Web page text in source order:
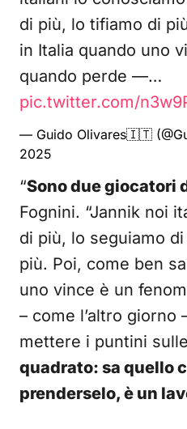
di più, lo tifiamo di
in Italia quando uno
quando perde —…
pic.twitter.com/
— Guido Olivares🇮🇹
2025
“Sono due giocatori
Fognini. “Jannik noi
di più, lo seguiamo
più. Poi, come ben
uno vince è un
– come l’altro giorno
mettere i puntini
quadrato: sa quello
prenderselo, è un